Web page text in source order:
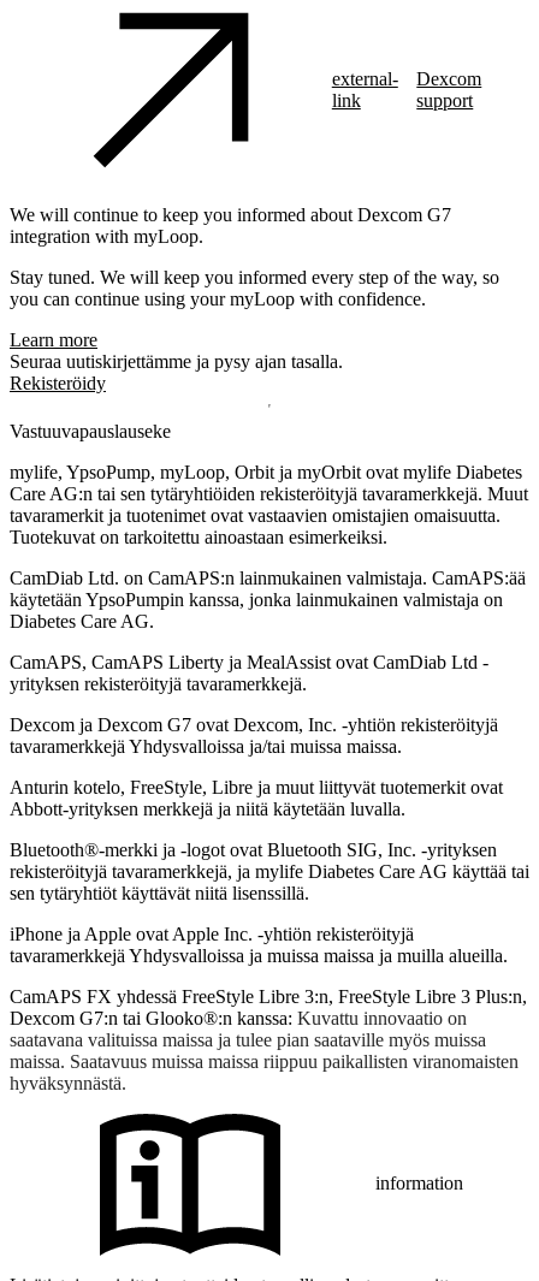
external-
link
Dexcom
support
We will continue to keep you informed about Dexcom G7
integration with myLoop.
Stay tuned. We will keep you informed every step of the way, so
you can continue using your myLoop with confidence.
Learn more
Seuraa uutiskirjettämme ja pysy ajan tasalla.
Rekisteröidy
Vastuuvapauslauseke
mylife, YpsoPump, myLoop, Orbit ja myOrbit ovat mylife Diabetes
Care AG:n tai sen tytäryhtiöiden rekisteröityjä tavaramerkkejä. Muut
tavaramerkit ja tuotenimet ovat vastaavien omistajien omaisuutta.
Tuotekuvat on tarkoitettu ainoastaan esimerkeiksi.
CamDiab Ltd. on CamAPS:n lainmukainen valmistaja. CamAPS:ää
käytetään YpsoPumpin kanssa, jonka lainmukainen valmistaja on
Diabetes Care AG.
CamAPS, CamAPS Liberty ja MealAssist ovat CamDiab Ltd -
yrityksen rekisteröityjä tavaramerkkejä.
Dexcom ja Dexcom G7 ovat Dexcom, Inc. -yhtiön rekisteröityjä
tavaramerkkejä Yhdysvalloissa ja/tai muissa maissa.
Anturin kotelo, FreeStyle, Libre ja muut liittyvät tuotemerkit ovat
Abbott-yrityksen merkkejä ja niitä käytetään luvalla.
Bluetooth®-merkki ja -logot ovat Bluetooth SIG, Inc. -yrityksen
rekisteröityjä tavaramerkkejä, ja mylife Diabetes Care AG käyttää tai
sen tytäryhtiöt käyttävät niitä lisenssillä.
iPhone ja Apple ovat Apple Inc. -yhtiön rekisteröityjä
tavaramerkkejä Yhdysvalloissa ja muissa maissa ja muilla alueilla.
CamAPS FX yhdessä FreeStyle Libre 3:n, FreeStyle Libre 3 Plus:n,
Dexcom G7:n tai Glooko®:n kanssa: Kuvattu innovaatio on
saatavana valituissa maissa ja tulee pian saataville myös muissa
maissa. Saatavuus muissa maissa riippuu paikallisten viranomaisten
hyväksynnästä.
information